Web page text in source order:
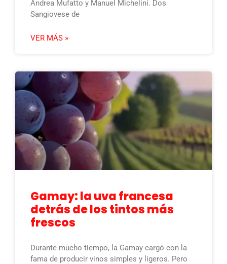
Andrea Mufatto y Manuel Michelini. Dos
Sangiovese de
VER MÁS »
Gamay: la uva francesa
detrás de los tintos más
frescos
Durante mucho tiempo, la Gamay cargó con la
fama de producir vinos simples y ligeros. Pero